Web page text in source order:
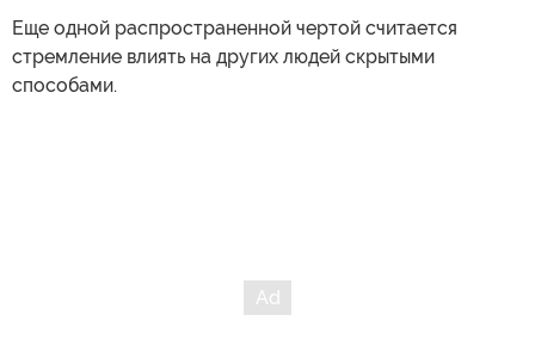
Еще одной распространенной чертой считается
стремление влиять на других людей скрытыми
способами.